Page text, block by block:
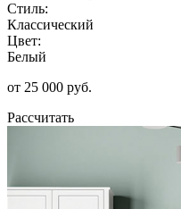
Стиль:
Классический
Цвет:
Белый
от 25 000 руб.
Рассчитать